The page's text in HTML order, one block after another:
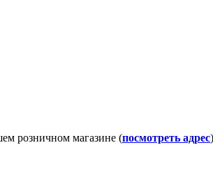
розничном магазине (посмотреть адрес